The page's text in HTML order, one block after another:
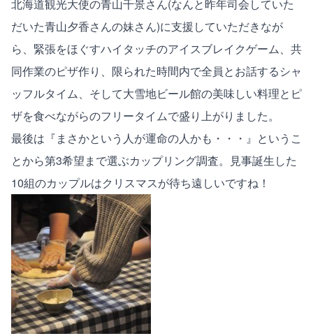
北海道観光大使の青山千景さん(なんと昨年司会していた
だいた青山夕香さんの妹さん)に支援していただきなが
ら、緊張をほぐすハイタッチのアイスブレイクゲーム、共
同作業のピザ作り、限られた時間内で全員とお話するシャ
ッフルタイム、そして大雪地ビール館の美味しい料理とピ
ザを食べながらのフリータイムで盛り上がりました。
最後は『まさかという人が運命の人かも・・・』というこ
とから第3希望まで選ぶカップリング調査。見事誕生した
10組のカップルはクリスマスが待ち遠しいですね！